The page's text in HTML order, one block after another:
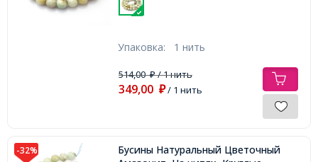
Упаковка: 1 нить
514,00₽/ 1 нить
349,00 ₽/ 1 нить
-32%
Бусины Натуральный Цветочный